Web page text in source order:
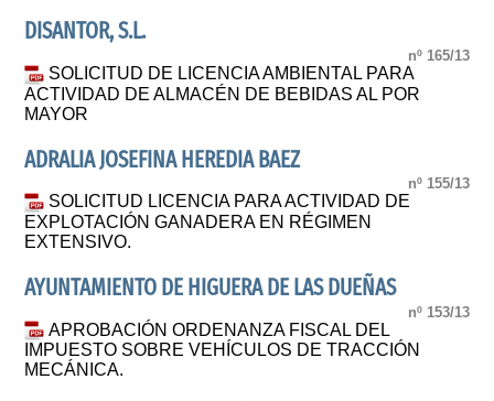
DISANTOR, S.L.
nº 165/13
SOLICITUD DE LICENCIA AMBIENTAL PARA
ACTIVIDAD DE ALMACÉN DE BEBIDAS AL POR
MAYOR
ADRALIA JOSEFINA HEREDIA BAEZ
nº 155/13
SOLICITUD LICENCIA PARA ACTIVIDAD DE
EXPLOTACIÓN GANADERA EN RÉGIMEN
EXTENSIVO.
AYUNTAMIENTO DE HIGUERA DE LAS DUEÑAS
nº 153/13
APROBACIÓN ORDENANZA FISCAL DEL
IMPUESTO SOBRE VEHÍCULOS DE TRACCIÓN
MECÁNICA.